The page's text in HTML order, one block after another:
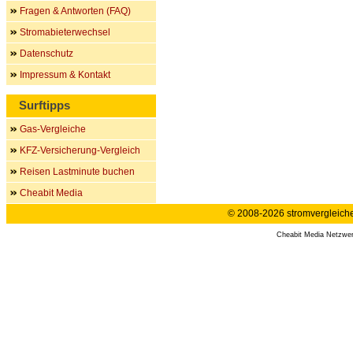
Fragen & Antworten (FAQ)
Stromabieterwechsel
Datenschutz
Impressum & Kontakt
Surftipps
Gas-Vergleiche
KFZ-Versicherung-Vergleich
Reisen Lastminute buchen
Cheabit Media
© 2008-2026
Cheabit Media